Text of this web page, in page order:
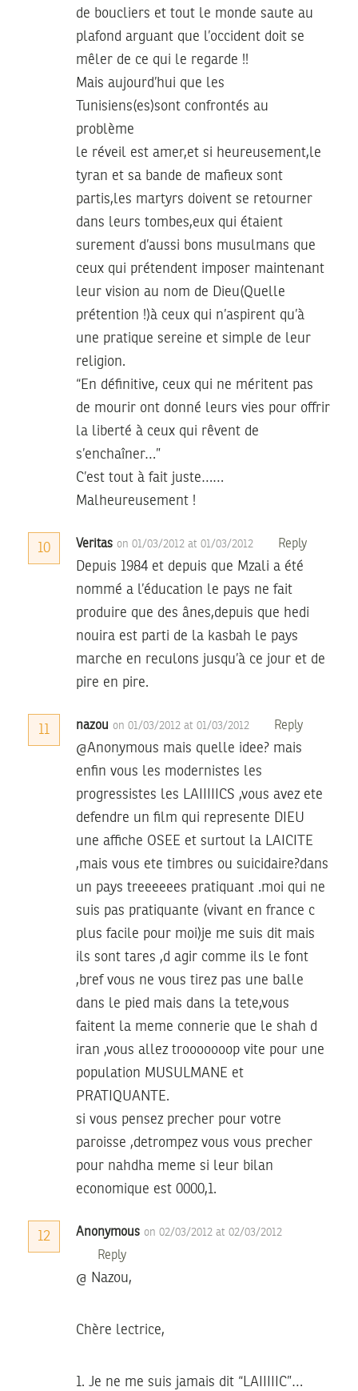
de boucliers et tout le monde saute au
plafond arguant que l’occident doit se
mêler de ce qui le regarde !!
Mais aujourd’hui que les
Tunisiens(es)sont confrontés au
problème
le réveil est amer,et si heureusement,le
tyran et sa bande de mafieux sont
partis,les martyrs doivent se retourner
dans leurs tombes,eux qui étaient
surement d’aussi bons musulmans que
ceux qui prétendent imposer maintenant
leur vision au nom de Dieu(Quelle
prétention !)à ceux qui n’aspirent qu’à
une pratique sereine et simple de leur
religion.
“En définitive, ceux qui ne méritent pas
de mourir ont donné leurs vies pour offrir
la liberté à ceux qui rêvent de
s’enchaîner…”
C’est tout à fait juste……
Malheureusement !
10 Veritas on 01/03/2012 at 01/03/2012 Reply
Depuis 1984 et depuis que Mzali a été
nommé a l’éducation le pays ne fait
produire que des ânes,depuis que hedi
nouira est parti de la kasbah le pays
marche en reculons jusqu’à ce jour et de
pire en pire.
11 nazou on 01/03/2012 at 01/03/2012 Reply
@Anonymous mais quelle idee? mais
enfin vous les modernistes les
progressistes les LAIIIIICS ,vous avez ete
defendre un film qui represente DIEU
une affiche OSEE et surtout la LAICITE
,mais vous ete timbres ou suicidaire?dans
un pays treeeeees pratiquant .moi qui ne
suis pas pratiquante (vivant en france c
plus facile pour moi)je me suis dit mais
ils sont tares ,d agir comme ils le font
,bref vous ne vous tirez pas une balle
dans le pied mais dans la tete,vous
faitent la meme connerie que le shah d
iran ,vous allez trooooooop vite pour une
population MUSULMANE et
PRATIQUANTE.
si vous pensez precher pour votre
paroisse ,detrompez vous vous precher
pour nahdha meme si leur bilan
economique est 0000,1.
12 Anonymous on 02/03/2012 at 02/03/2012
Reply
@ Nazou,
Chère lectrice,
1. Je ne me suis jamais dit “LAIIIIIC”…